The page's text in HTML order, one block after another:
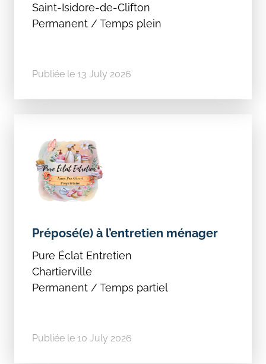
Saint-Isidore-de-Clifton
Permanent / Temps plein
Publiée le 13 July 2026
Préposé(e) à l’entretien ménager
Pure Éclat Entretien
Chartierville
Permanent / Temps partiel
Publiée le 10 July 2026